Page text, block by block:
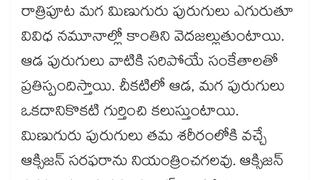
రాత్రిపూట మగ మిణుగురు పురుగులు ఎగురుతూ
వివిధ నమూనాల్లో కాంతిని వెదజల్లుతుంటాయి.
ఆడ పురుగులు వాటికి సరిపోయే సంకేతాలతో
ప్రతిస్పందిస్తాయి. చీకటిలో ఆడ, మగ పురుగులు
ఒకదానికొకటి గుర్తించి కలుస్తుంటాయి.
మిణుగురు పురుగులు తమ శరీరంలోకి వచ్చే
ఆక్సిజన్ సరఫరాను నియంత్రించగలవు. ఆక్సిజన్